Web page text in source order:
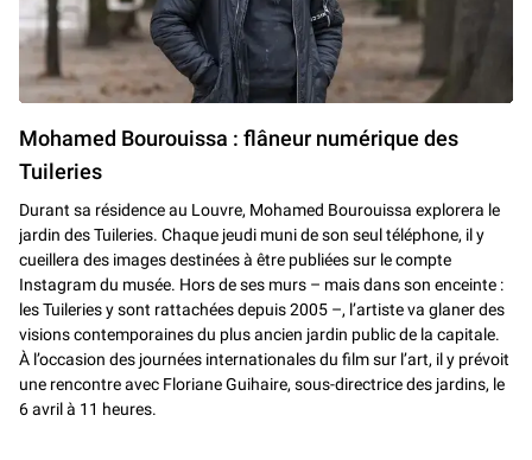
Mohamed Bourouissa : flâneur numérique des
Tuileries
Durant sa résidence au Louvre, Mohamed Bourouissa explorera le
jardin des Tuileries. Chaque jeudi muni de son seul téléphone, il y
cueillera des images destinées à être publiées sur le compte
Instagram du musée. Hors de ses murs – mais dans son enceinte :
les Tuileries y sont rattachées depuis 2005 –, l’artiste va glaner des
visions contemporaines du plus ancien jardin public de la capitale.
À l’occasion des journées internationales du film sur l’art, il y prévoit
une rencontre avec Floriane Guihaire, sous-directrice des jardins, le
6 avril à 11 heures.